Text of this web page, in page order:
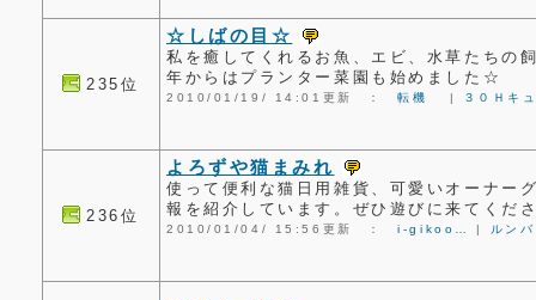
235位
☆しばの目☆
私を癒してくれるお魚、エビ、水草たちの
年からはプランター菜園も始めました☆
2010/01/19/ 14:01更新 ：転機 | ３０Ｈキ
236位
よろずや猫まみれ
使って便利な猫日用雑貨、可愛いオーナー
報を紹介しています。ぜひ遊びに来てくだ
2010/01/04/ 15:56更新 ：i-gikoo… | ルン